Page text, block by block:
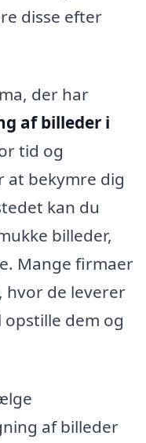
disse efter
der har
af billeder i
tid og
at bekymre dig
kan du
billeder,
Mange firmaer
hvor de leverer
opstille dem og
af billeder